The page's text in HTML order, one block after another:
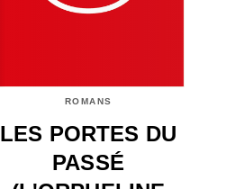
ROMANS
LES PORTES DU
PASSÉ